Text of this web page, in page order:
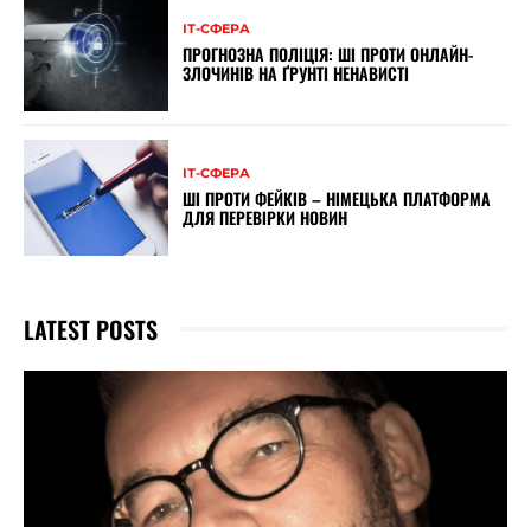
ІТ-СФЕРА
ПРОГНОЗНА ПОЛІЦІЯ: ШІ ПРОТИ ОНЛАЙН-
ЗЛОЧИНІВ НА ҐРУНТІ НЕНАВИСТІ
ІТ-СФЕРА
ШІ ПРОТИ ФЕЙКІВ – НІМЕЦЬКА ПЛАТФОРМА
ДЛЯ ПЕРЕВІРКИ НОВИН
LATEST POSTS